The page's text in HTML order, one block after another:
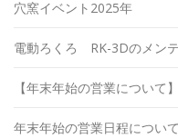
穴窯イベント2025年
電動ろくろ RK-3Dのメン
【年末年始の営業について】
年末年始の営業日程について